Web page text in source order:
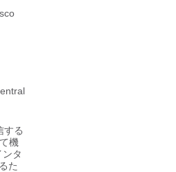
する
機
タ
た